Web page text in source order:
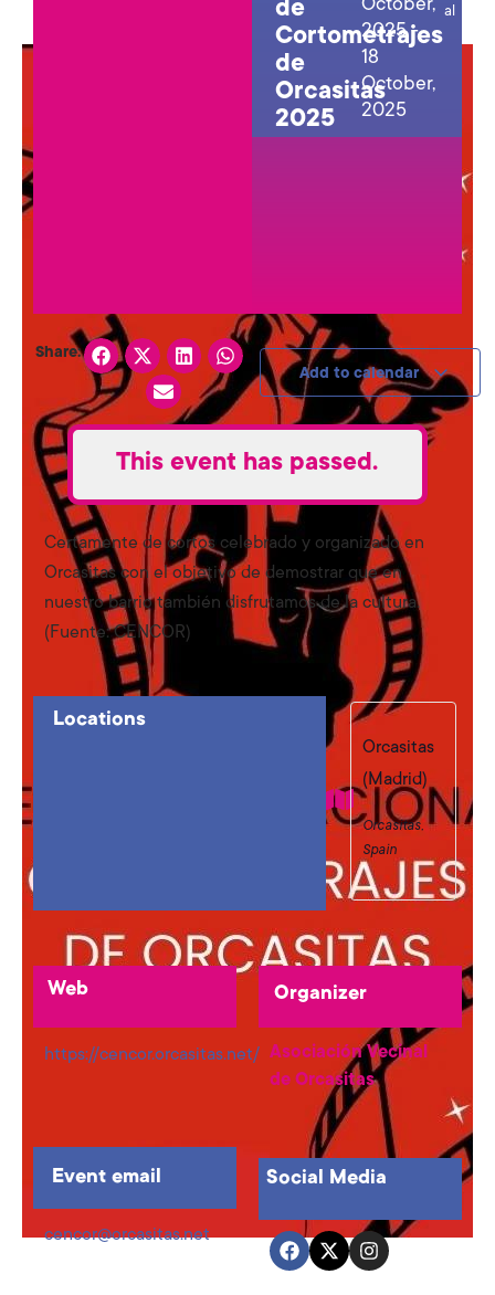
de
Cortometrajes
de
Orcasitas
2025
2025 -
18
October,
2025
al
Share:
Add to calendar
This event has passed.
Certamente de cortos celebrado y organizado en
Orcasitas con el objetivo de demostrar que en
nuestro barrio también disfrutamos de la cultura.
(Fuente: CENCOR)
Locations
Orcasitas
(Madrid)
Orcasitas,
Spain
Web
https://cencor.orcasitas.net/
Event email
cencor@orcasitas.net
Organizer
Asociación Vecinal
de Orcasitas
Social Media